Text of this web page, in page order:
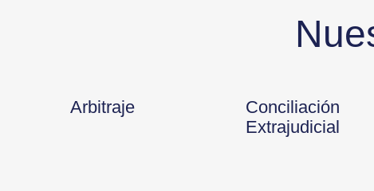
Arbitraje
Conciliación
Extrajudicial